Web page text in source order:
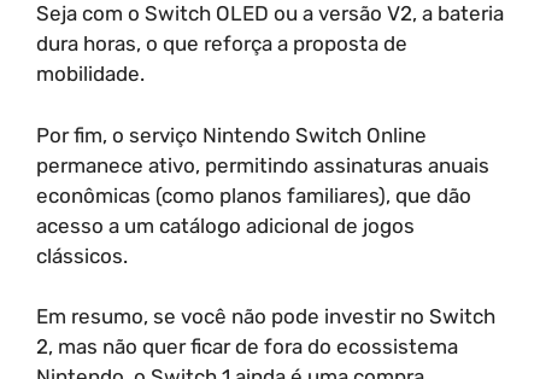
Seja com o Switch OLED ou a versão V2, a bateria
dura horas, o que reforça a proposta de
mobilidade.
Por fim, o serviço Nintendo Switch Online
permanece ativo, permitindo assinaturas anuais
econômicas (como planos familiares), que dão
acesso a um catálogo adicional de jogos
clássicos.
Em resumo, se você não pode investir no Switch
2, mas não quer ficar de fora do ecossistema